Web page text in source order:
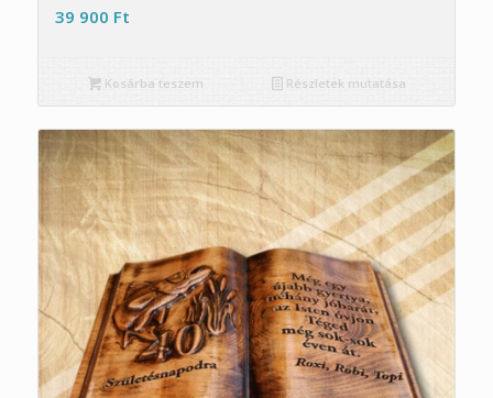
39 900 Ft
Kosárba teszem Részletek mutatása